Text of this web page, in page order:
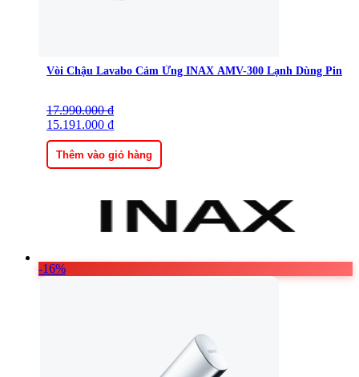
Vòi Chậu Lavabo Cảm Ứng INAX AMV-300 Lạnh Dùng Pin
17.990.000₫
Giá
gốc
là:
17.990.000 ₫.
15.191.000 ₫
Giá
hiện
tại
là:
15.191.000 ₫.
Thêm vào giỏ hàng
-16%